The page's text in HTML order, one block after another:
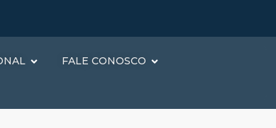
FALE CONOSCO